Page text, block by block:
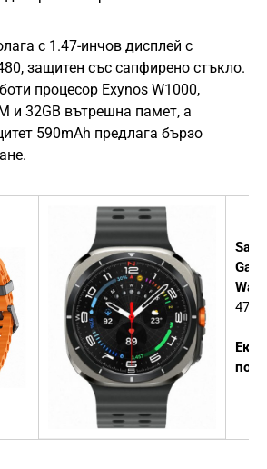
с 1.47-инчов дисплей с
защитен със сапфирено стъкло.
процесор Exynos W1000,
и 32GB вътрешна памет, а
590mAh предлага бързо
47